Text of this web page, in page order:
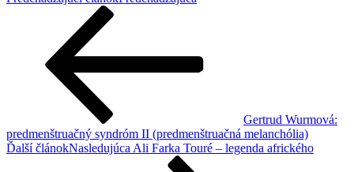
Gertrud Wurmová:
predmenštruačný syndróm II (predmenštruačná melanchólia)
Ďalší článokNasledujúca Ali Farka Touré – legenda afrického